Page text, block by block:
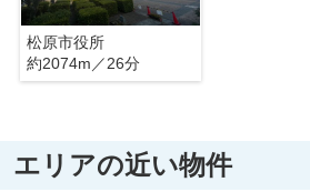
松原市役所
約2074m／26分
エリアの近い物件